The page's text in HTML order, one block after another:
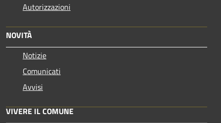
Autorizzazioni
NOVITÀ
Notizie
Comunicati
Avvisi
VIVERE IL COMUNE